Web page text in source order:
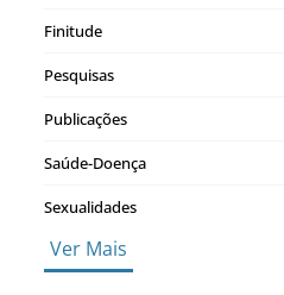
Finitude
Pesquisas
Publicações
Saúde-Doença
Sexualidades
Ver Mais